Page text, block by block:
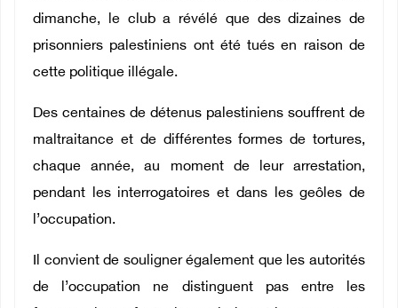
dimanche, le club a révélé que des dizaines de
prisonniers palestiniens ont été tués en raison de
cette politique illégale.
Des centaines de détenus palestiniens souffrent de
maltraitance et de différentes formes de tortures,
chaque année, au moment de leur arrestation,
pendant les interrogatoires et dans les geôles de
l’occupation.
Il convient de souligner également que les autorités
de l’occupation ne distinguent pas entre les